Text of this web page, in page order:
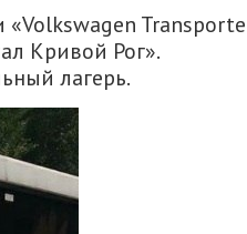
Кривой Рог».
лагерь.